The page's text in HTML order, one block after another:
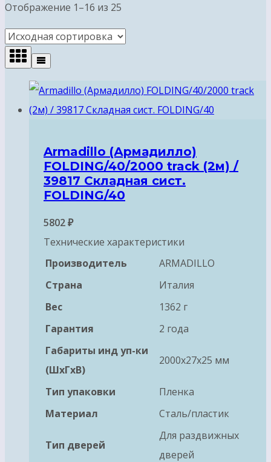
Отображение 1–16 из 25
Armadillo (Армадилло)
FOLDING/40/2000 track (2м) /
39817 Складная сист.
FOLDING/40
5802₽
Технические характеристики
Производитель
ARMADILLO
Страна
Италия
Вес
1362 г
Гарантия
2 года
Габариты инд уп-ки
(ШхГхВ)
2000x27x25 мм
Тип упаковки
Пленка
Материал
Сталь/пластик
Тип дверей
Для раздвижных
дверей